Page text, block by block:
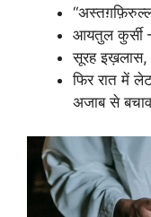
आयतुल कुर्सी
सूरह
फिर रात में
अजाब से